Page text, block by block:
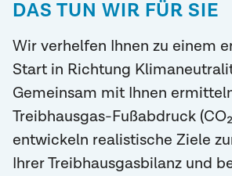
DAS TUN WIR FÜR SIE
Wir verhelfen Ihnen zu einem
Start in Richtung
Gemeinsam mit Ihnen
Treibhausgas-Fußabdruck
entwickeln realistische Ziele
Ihrer Treibhausgasbilanz und